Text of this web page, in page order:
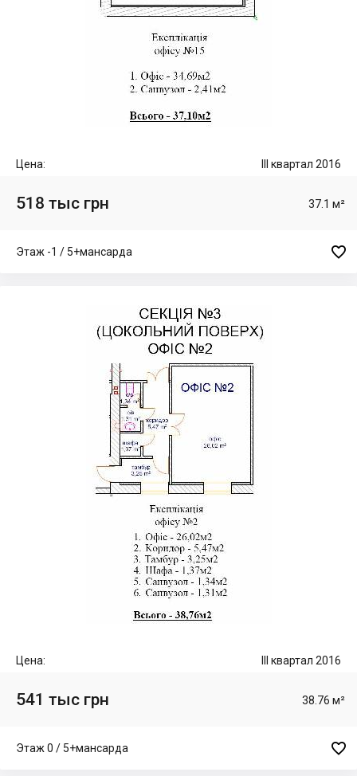
Цена: III квартал 2016
518 тыс грн 37.1 м²
Этаж -1 / 5+мансарда 
Цена: III квартал 2016
541 тыс грн 38.76 м²
Этаж 0 / 5+мансарда 